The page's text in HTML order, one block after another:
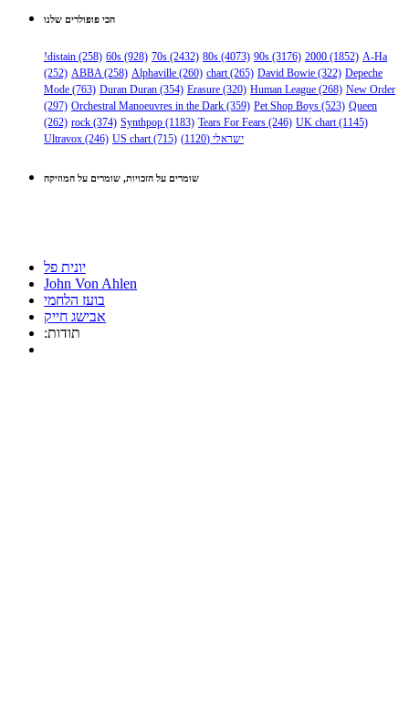
הכי פופולרים שלנו
!distain (258) 60s (928) 70s (2432) 80s (4073) 90s (3176) 2000 (1852) A-Ha
(252) ABBA(258) Alphaville (260) chart(265) David Bowie (322) Depeche
Mode (763) Duran Duran (354) Erasure (320) Human League (268) New Order
(297) Orchestral Manoeuvres in the Dark (359) Pet Shop Boys (523) Queen
(262) rock (374) Synthpop (1183) Tears For Fears (246) UK chart(1145)
Ultravox (246) US chart(715) ישראלי (1120)
שומרים על הזכויות, שומרים על המוזיקה
יונית פל
John Von Ahlen
בועז הלחמי
אבישג חייק
:תודות